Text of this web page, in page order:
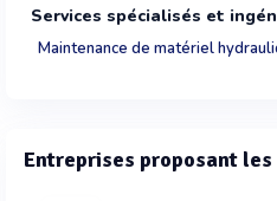
Services spécialisés et
Maintenance de matériel
Entreprises proposant